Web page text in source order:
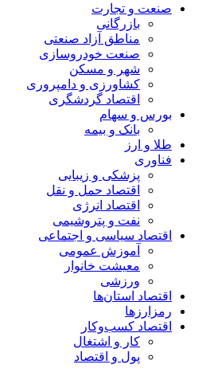
صنعت و تجارت
بازرگانی
مناطق آزاد صنعتی
صنعت خودروسازی
شهر و مسکن
کشاورزی و دامپروری
اقتصاد گردشگری
بورس و سهام
بانک و بیمه
طلا و ارز
فناوری
پزشکی و زیبایی
اقتصاد حمل و نقل
اقتصاد انرژی
نفت و پتروشیمی
اقتصاد سیاسی و اجتماعی
آموزش عمومی
معیشت خانوار
ورزشی
اقتصاد استان‌ها
رمزارزها
اقتصاد کسب‌و‌کار
کار و اشتغال
پول و اقتصاد